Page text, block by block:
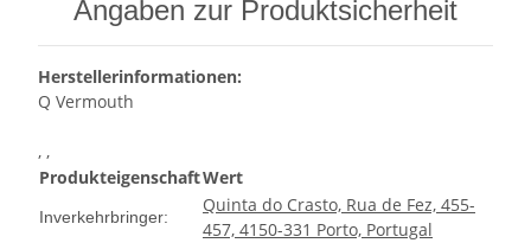
Angaben zur Produktsicherheit
Herstellerinformationen:
Q Vermouth
, ,
ProdukteigenschaftWert
Inverkehrbringer:
Quinta do Crasto, Rua de Fez, 455-
457, 4150-331 Porto, Portugal